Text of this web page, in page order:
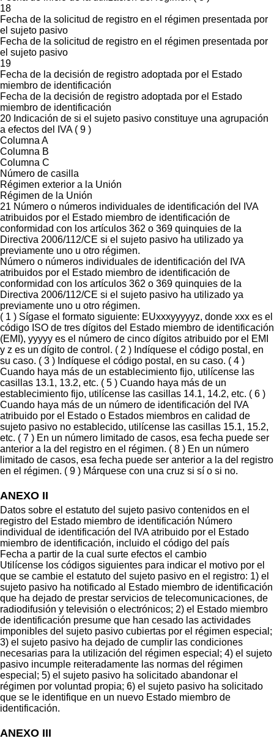
18
Fecha de la solicitud de registro en el régimen presentada por
el sujeto pasivo
Fecha de la solicitud de registro en el régimen presentada por
el sujeto pasivo
19
Fecha de la decisión de registro adoptada por el Estado
miembro de identificación
Fecha de la decisión de registro adoptada por el Estado
miembro de identificación
20 Indicación de si el sujeto pasivo constituye una agrupación
a efectos del IVA ( 9 )
Columna A
Columna B
Columna C
Número de casilla
Régimen exterior a la Unión
Régimen de la Unión
21 Número o números individuales de identificación del IVA
atribuidos por el Estado miembro de identificación de
conformidad con los artículos 362 o 369 quinquies de la
Directiva 2006/112/CE si el sujeto pasivo ha utilizado ya
previamente uno u otro régimen.
Número o números individuales de identificación del IVA
atribuidos por el Estado miembro de identificación de
conformidad con los artículos 362 o 369 quinquies de la
Directiva 2006/112/CE si el sujeto pasivo ha utilizado ya
previamente uno u otro régimen.
( 1 ) Sígase el formato siguiente: EUxxxyyyyyz, donde xxx es el
código ISO de tres dígitos del Estado miembro de identificación
(EMI), yyyyy es el número de cinco dígitos atribuido por el EMI
y z es un dígito de control. ( 2 ) Indíquese el código postal, en
su caso. ( 3 ) Indíquese el código postal, en su caso. ( 4 )
Cuando haya más de un establecimiento fijo, utilícense las
casillas 13.1, 13.2, etc. ( 5 ) Cuando haya más de un
establecimiento fijo, utilícense las casillas 14.1, 14.2, etc. ( 6 )
Cuando haya más de un número de identificación del IVA
atribuido por el Estado o Estados miembros en calidad de
sujeto pasivo no establecido, utilícense las casillas 15.1, 15.2,
etc. ( 7 ) En un número limitado de casos, esa fecha puede ser
anterior a la del registro en el régimen. ( 8 ) En un número
limitado de casos, esa fecha puede ser anterior a la del registro
en el régimen. ( 9 ) Márquese con una cruz si sí o si no.
ANEXO II
Datos sobre el estatuto del sujeto pasivo contenidos en el
registro del Estado miembro de identificación Número
individual de identificación del IVA atribuido por el Estado
miembro de identificación, incluido el código del país
Fecha a partir de la cual surte efectos el cambio
Utilícense los códigos siguientes para indicar el motivo por el
que se cambie el estatuto del sujeto pasivo en el registro: 1) el
sujeto pasivo ha notificado al Estado miembro de identificación
que ha dejado de prestar servicios de telecomunicaciones, de
radiodifusión y televisión o electrónicos; 2) el Estado miembro
de identificación presume que han cesado las actividades
imponibles del sujeto pasivo cubiertas por el régimen especial;
3) el sujeto pasivo ha dejado de cumplir las condiciones
necesarias para la utilización del régimen especial; 4) el sujeto
pasivo incumple reiteradamente las normas del régimen
especial; 5) el sujeto pasivo ha solicitado abandonar el
régimen por voluntad propia; 6) el sujeto pasivo ha solicitado
que se le identifique en un nuevo Estado miembro de
identificación.
ANEXO III